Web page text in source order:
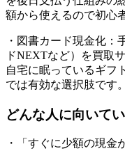
額から使えるので初心
・図書カード現金化：
ドNEXTなど）を買取
自宅に眠っているギフ
では有効な選択肢です。
どんな人に向いて
・「すぐに少額の現金